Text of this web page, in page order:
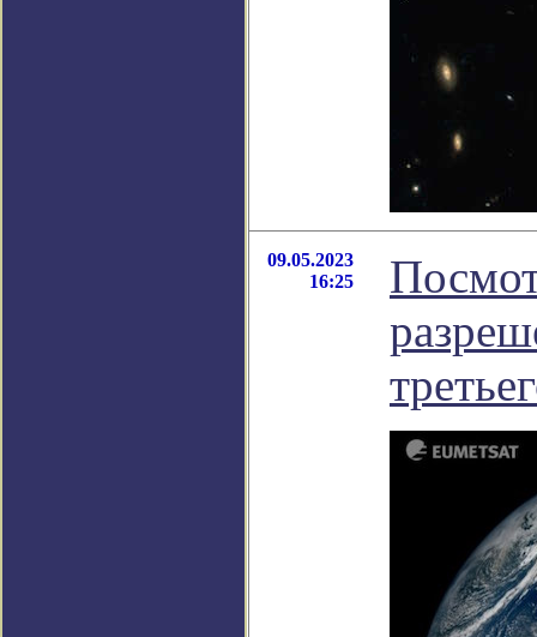
09.05.2023
16:25